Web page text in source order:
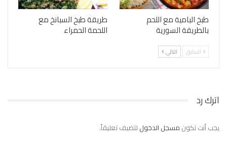
طبخ البامية مع اللحم
بالطريقة السورية
طريقة طبخ السبانخ مع
اللحمة الحمراء
السابق التالي
اترك رد
يجب أنت تكون مسجل الدخول لتضيف تعليقاً.